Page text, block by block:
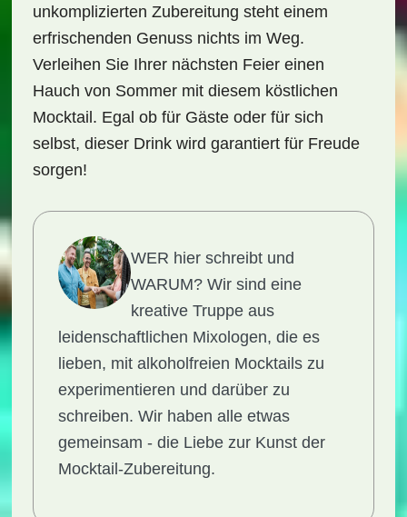
unkomplizierten Zubereitung steht einem
erfrischenden Genuss nichts im Weg.
Verleihen Sie Ihrer nächsten Feier einen
Hauch von Sommer mit diesem köstlichen
Mocktail. Egal ob für Gäste oder für sich
selbst, dieser Drink wird garantiert für Freude
sorgen!
WER hier schreibt und
WARUM?Wir sind eine
kreative Truppe aus
leidenschaftlichen Mixologen, die es
lieben, mit alkoholfreien Mocktails zu
experimentieren und darüber zu
schreiben. Wir haben alle etwas
gemeinsam - die Liebe zur Kunst der
Mocktail-Zubereitung.